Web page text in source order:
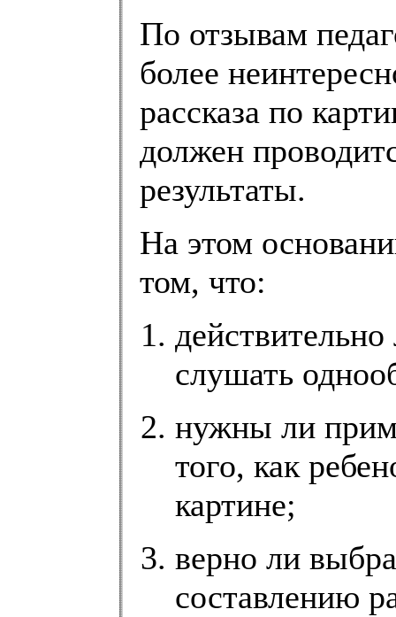
По отзывам
более
рассказа по
должен
результаты.
На этом
том, что:
действительно
слушать
нужны ли
того, как
картине;
верно ли
составлению